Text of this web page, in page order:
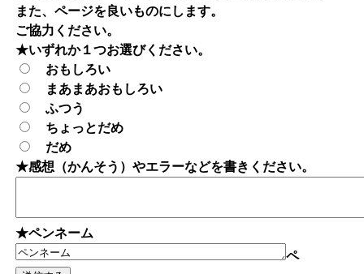
また、ページを良いものにします。
ご協力ください。
★いずれか１つお選びください。
おもしろい
まあまあおもしろい
ふつう
ちょっとだめ
だめ
★感想（かんそう）やエラーなどを書きください。
★ペンネーム
ペ